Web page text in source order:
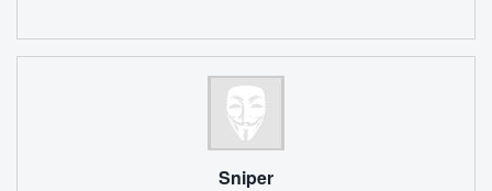
Sniper